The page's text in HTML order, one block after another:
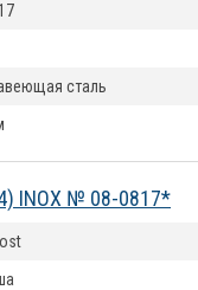
сталь
INOX № 08-0817*